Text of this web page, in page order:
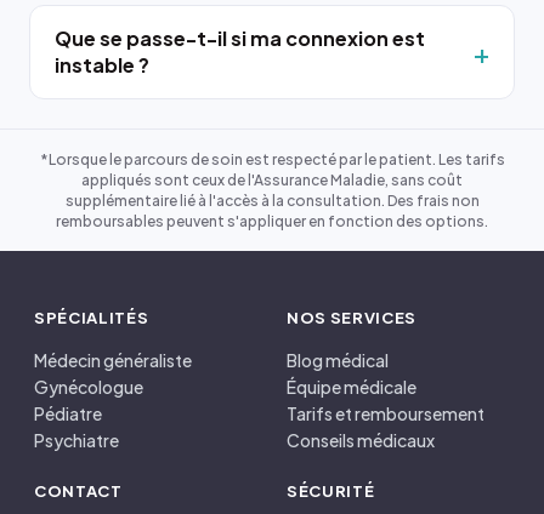
Que se passe-t-il si ma connexion est
instable ?
*Lorsque le parcours de soin est respecté par le patient. Les tarifs
appliqués sont ceux de l'Assurance Maladie, sans coût
supplémentaire lié à l'accès à la consultation. Des frais non
remboursables peuvent s'appliquer en fonction des options.
SPÉCIALITÉS
Médecin généraliste
Gynécologue
Pédiatre
Psychiatre
NOS SERVICES
Blog médical
Équipe médicale
Tarifs et remboursement
Conseils médicaux
CONTACT SÉCURITÉ